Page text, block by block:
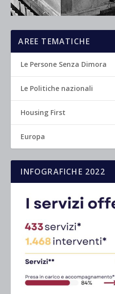
AREE TEMATICHE
Le Persone Senza Dimora
Le Politiche nazionali
Housing First
Europa
INFOGRAFICHE 2022